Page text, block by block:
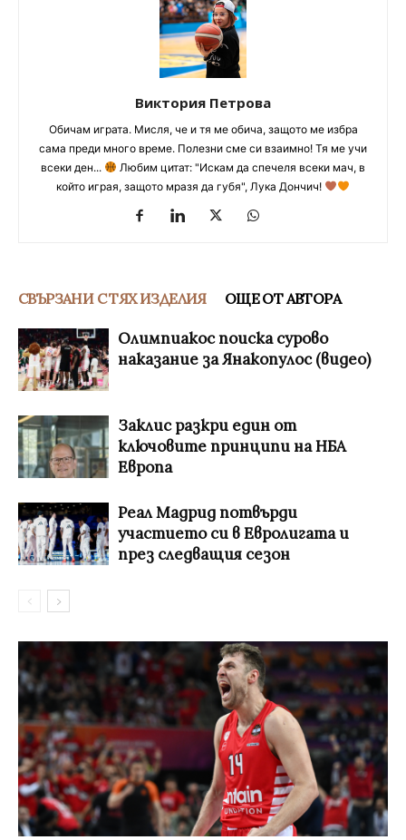
Виктория Петрова
Обичам играта. Мисля, че и тя ме обича, защото ме избра
сама преди много време. Полезни сме си взаимно! Тя ме учи
всеки ден...
Любим цитат: "Искам да спечеля всеки мач, в
който играя, защото мразя да губя", Лука Дончич!
СВЪРЗАНИ С ТЯХ ИЗДЕЛИЯ ОЩЕ ОТ АВТОРА
Олимпиакос поиска сурово
наказание за Янакопулос (видео)
Заклис разкри един от
ключовите принципи на НБА
Европа
Реал Мадрид потвърди
участието си в Евролигата и
през следващия сезон